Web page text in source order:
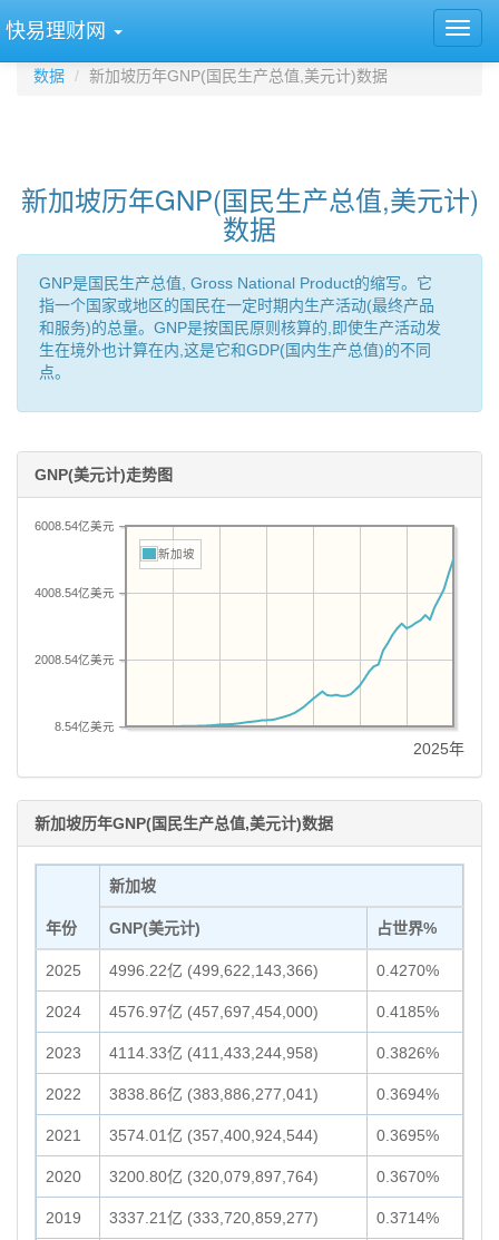
快易理财网
数据 新加坡历年GNP(国民生产总值,美元计)数据
新加坡历年GNP(国民生产总值,美元计)
数据
GNP是国民生产总值, Gross National Product的缩写。它
指一个国家或地区的国民在一定时期内生产活动(最终产品
和服务)的总量。GNP是按国民原则核算的,即使生产活动发
生在境外也计算在内,这是它和GDP(国内生产总值)的不同
点。
GNP(美元计)走势图
8.54亿美元
2008.54亿美元
4008.54亿美元
6008.54亿美元
新加坡
2025年
新加坡历年GNP(国民生产总值,美元计)数据
年份
新加坡
GNP(美元计) 占世界%
2025 4996.22亿 (499,622,143,366) 0.4270%
2024 4576.97亿 (457,697,454,000) 0.4185%
2023 4114.33亿 (411,433,244,958) 0.3826%
2022 3838.86亿 (383,886,277,041) 0.3694%
2021 3574.01亿 (357,400,924,544) 0.3695%
2020 3200.80亿 (320,079,897,764) 0.3670%
2019 3337.21亿 (333,720,859,277) 0.3714%